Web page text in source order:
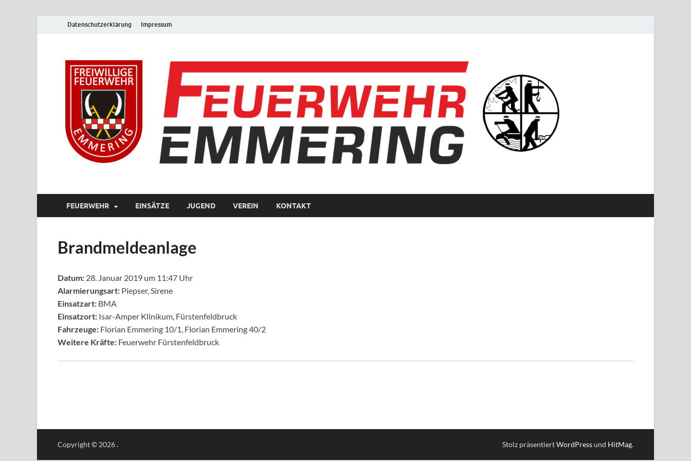
Datenschutzerklärung Impressum
FEUERWEHR EINSÄTZE JUGEND VEREIN KONTAKT
Brandmeldeanlage
Datum: 28. Januar 2019 um 11:47 Uhr
Alarmierungsart: Piepser, Sirene
Einsatzart: BMA
Einsatzort: Isar-Amper Klinikum, Fürstenfeldbruck
Fahrzeuge: Florian Emmering 10/1, Florian Emmering 40/2
Weitere Kräfte: Feuerwehr Fürstenfeldbruck
Copyright © 2026. Stolz präsentiertWordPressund HitMag.